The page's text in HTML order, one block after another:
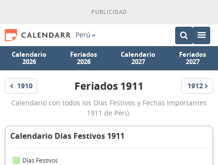
Perú
Calendario
2026
Feriados
2026
Calendario
2027
Feriados
2027
Feriados
1910
Feriados
1911
Feriados 1911 Feriados
1912
Calendario con todos los Días Festivos y Fechas Importantes
1911 de Perú.
Calendario Días Festivos 1911
Días Festivos